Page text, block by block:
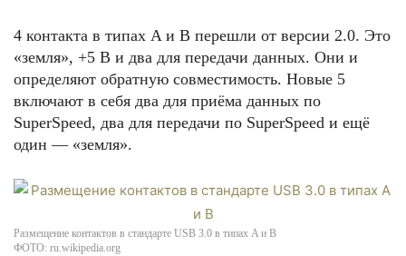
4 контакта в типах A и B перешли от версии 2.0. Это
«земля», +5 В и два для передачи данных. Они и
определяют обратную совместимость. Новые 5
включают в себя два для приёма данных по
SuperSpeed, два для передачи по SuperSpeed и ещё
один — «земля».
Размещение контактов в стандарте USB 3.0 в типах A и B
ФОТО: ru.wikipedia.org